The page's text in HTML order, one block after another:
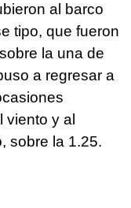
al barco
tipo, que fueron
la una de
a regresar a
viento y al
sobre la 1.25.